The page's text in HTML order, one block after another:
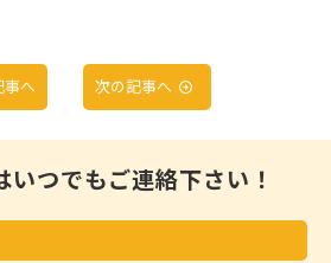
事へ 次の記事へ
いつでもご連絡下さい！